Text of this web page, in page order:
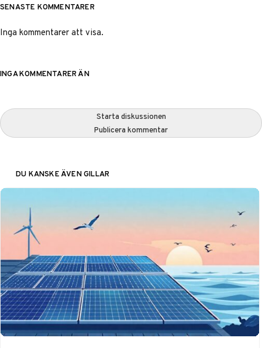
SENASTE KOMMENTARER
Inga kommentarer att visa.
INGA KOMMENTARER ÄN
Starta diskussionen
Publicera kommentar
DU KANSKE ÄVEN GILLAR